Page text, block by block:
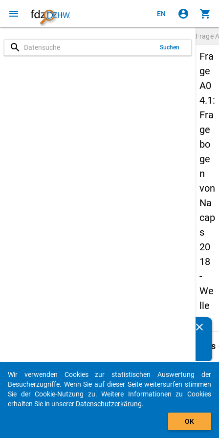
menu EN account_circle shopping_cart
search Suchen
Frage
Fra
ge
A0
4.1:
Fra
ge
bo
ge
n
von
Na
cap
s
20
18
-
We
lle
1
Details
A04.1
clear
auto_stories
add_shopping_cart
Wir verwenden Cookies zur statistischen Auswertung der
Besucherzugriffe. Wenn Sie auf dieser Seite weitersurfen stimmen
Sie der Cookie-Nutzung zu. Weitere Informationen zu Cookies
erhalten Sie in unserer Datenschutzerkärung.
OK